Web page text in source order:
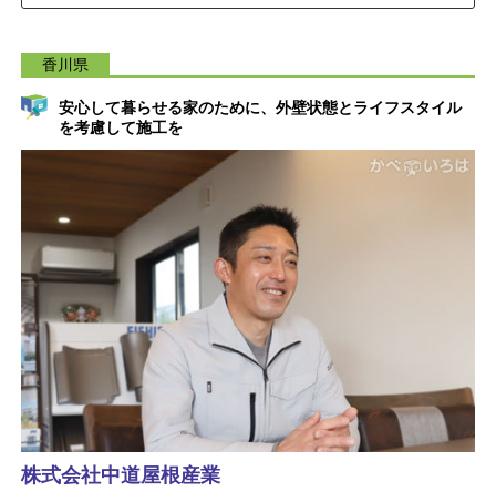
香川県
安心して暮らせる家のために、外壁状態とライフスタイル
を考慮して施工を
株式会社中道屋根産業